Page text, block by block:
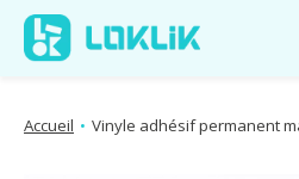
Accueil • Vinyle adhésif permanent